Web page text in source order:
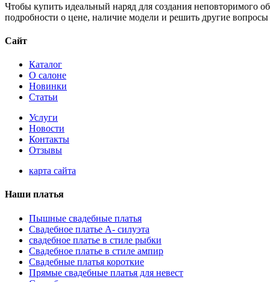
Чтобы купить идеальный наряд для создания неповторимого
подробности о цене, наличие модели и решить другие
Сайт
Каталог
О салоне
Новинки
Статьи
Услуги
Новости
Контакты
Отзывы
карта сайта
Наши платья
Пышные свадебные платья
Свадебное платье А- силуэта
свадебное платье в стиле рыбки
Свадебное платье в стиле ампир
Свадебные платья короткие
Прямые свадебные платья для невест